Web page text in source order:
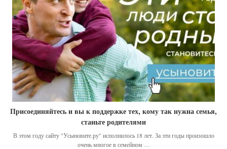
Присоединяйтесь и вы к поддержке тех, кому так нужна семья,
станьте родителями
В этом году сайту "Усыновите.ру" исполнилось 18 лет. За эти годы произошло
очень многое в семейном …